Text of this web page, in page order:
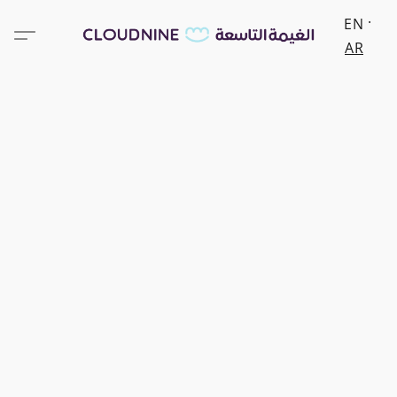
EN
AR